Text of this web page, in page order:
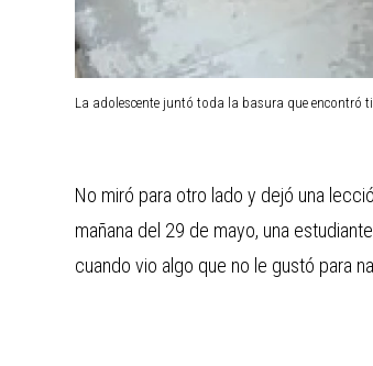
La adolescente juntó toda la basura que encontró
No miró para otro lado y dejó una
mañana del 29 de mayo, una
cuando vio algo que no le gustó para